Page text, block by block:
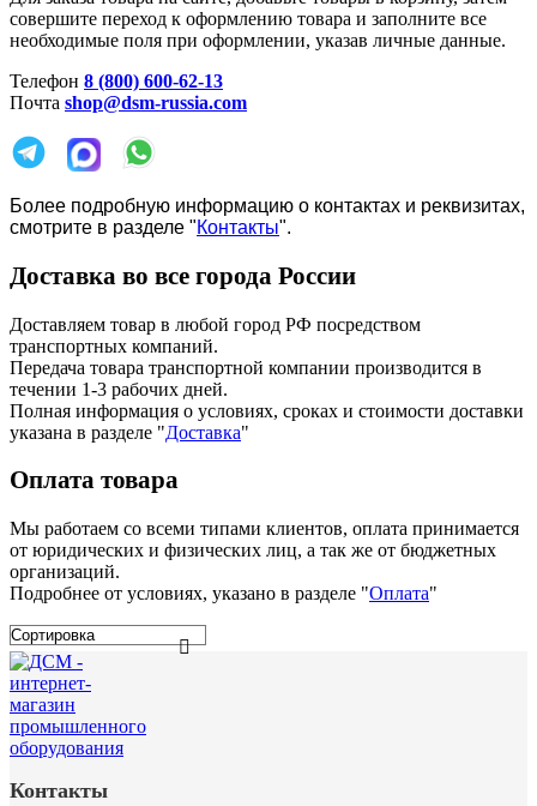
совершите переход к оформлению товара и заполните все
необходимые поля при оформлении, указав личные данные.
Телефон 8 (800) 600-62-13
Почта shop@dsm-russia.com
Более подробную информацию о контактах и реквизитах,
смотрите в разделе "Контакты".
Доставка во все города России
Доставляем товар в любой город РФ посредством
транспортных компаний.
Передача товара транспортной компании производится в
течении 1-3 рабочих дней.
Полная информация о условиях, сроках и стоимости доставки
указана в разделе "Доставка"
Оплата товара
Мы работаем со всеми типами клиентов, оплата принимается
от юридических и физических лиц, а так же от бюджетных
организаций.
Подробнее от условиях, указано в разделе "Оплата"
Контакты